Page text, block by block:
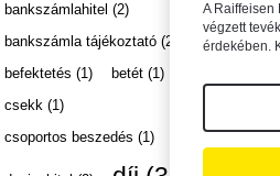
bankszámlahitel (2)
bankszámla tájékoztató (2)
befektetés (1) betét (1)
csekk (1)
csoportos beszedés (1)
A Raiffeisen
végzett
érdekében.